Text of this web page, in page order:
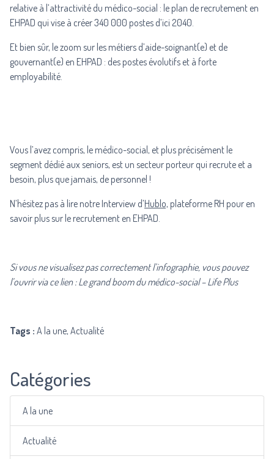
relative à l’attractivité du médico-social : le plan de recrutement en
EHPAD qui vise à créer 340 000 postes d’ici 2040.
Et bien sûr, le zoom sur les métiers d’aide-soignant(e) et de
gouvernant(e) en EHPAD : des postes évolutifs et à forte
employabilité.
Vous l’avez compris, le médico-social, et plus précisément le
segment dédié aux seniors, est un secteur porteur qui recrute et a
besoin, plus que jamais, de personnel !
N’hésitez pas à lire notre Interview d’Hublo, plateforme RH pour en
savoir plus sur le recrutement en EHPAD.
Si vous ne visualisez pas correctement l’infographie, vous pouvez
l’ouvrir via ce lien :Le grand boom du médico-social – Life Plus
Tags : A la une, Actualité
Catégories
A la une
Actualité